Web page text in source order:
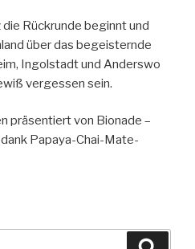
Rückrunde beginnt und
über das begeisternde
Ingolstadt und Anderswo
vergessen sein.
präsentiert von Bionade –
Papaya-Chai-Mate-